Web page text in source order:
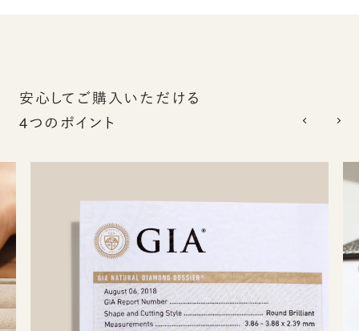
安心してご購入いただける
4つのポイント